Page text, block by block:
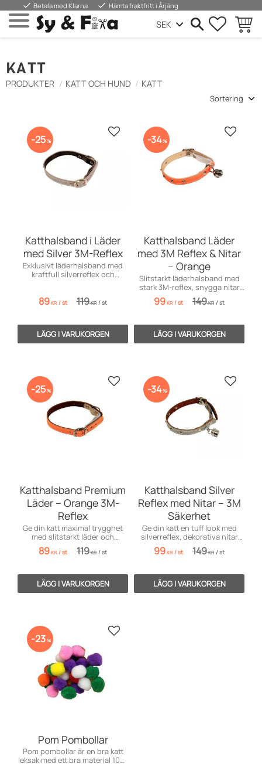
Meny
done Betala med Klarna done Hämta fraktfritt i Årjäng
KATT
PRODUKTER KATT OCH HUND KATT
Välj sortering
Katthalsband i Läder
med Silver 3M-Reflex
Exklusivt läderhalsband med
kraftfull silverreflex och
89KR /st 119KR /st
25% Lägg till i favoriter
Katthalsband Läder
med 3M Reflex & Nitar
– Orange
Slitstarkt läderhalsband med
stark 3M-reflex, snygga nitar
och elastisk säkerhetsstretch.
99KR /st 149KR /st
34% Lägg
Katthalsband Premium
Läder – Orange 3M-
Reflex
Ge din katt maximal trygghet
med slitstarkt läder och
marknadens bästa 3M-reflex i
orange.
89KR /st 119KR /st
25% Lägg till i favoriter
Katthalsband Silver
Reflex med Nitar – 3M
Säkerhet
Ge din katt en tuff look med
silverreflex, dekorativa nitar
och livsviktig stretch.
99KR /st 149KR /st
34% Lägg
Pom Pombollar
Pom pombollar är en bra katt
leksak med ett bra material 100-
23% Lägg till i favoriter